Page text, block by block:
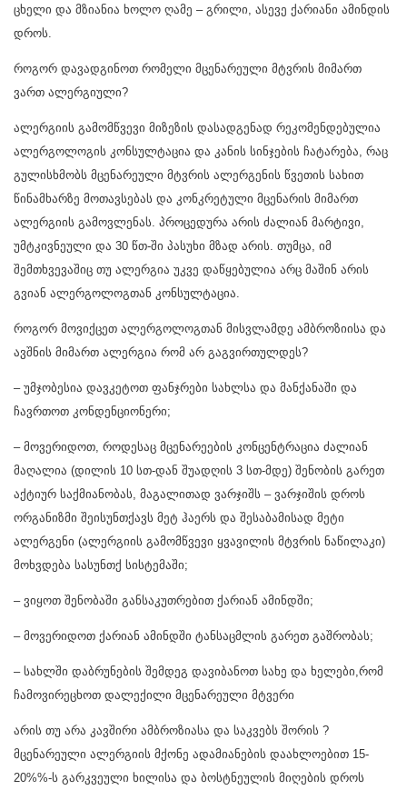
ცხელი და მზიანია ხოლო ღამე – გრილი, ასევე ქარიანი ამინდის
დროს.
როგორ დავადგინოთ რომელი მცენარეული მტვრის მიმართ
ვართ ალერგიული?
ალერგიის გამომწვევი მიზეზის დასადგენად რეკომენდებულია
ალერგოლოგის კონსულტაცია და კანის სინჯების ჩატარება, რაც
გულისხმობს მცენარეული მტვრის ალერგენის წვეთის სახით
წინამხარზე მოთავსებას და კონკრეტული მცენარის მიმართ
ალერგიის გამოვლენას. პროცედურა არის ძალიან მარტივი,
უმტკივნეული და 30 წთ-ში პასუხი მზად არის. თუმცა, იმ
შემთხვევაშიც თუ ალერგია უკვე დაწყებულია არც მაშინ არის
გვიან ალერგოლოგთან კონსულტაცია.
როგორ მოვიქცეთ ალერგოლოგთან მისვლამდე ამბროზიისა და
ავშნის მიმართ ალერგია რომ არ გაგვირთულდეს?
– უმჯობესია დავკეტოთ ფანჯრები სახლსა და მანქანაში და
ჩავრთოთ კონდენციონერი;
– მოვერიდოთ, როდესაც მცენარეების კონცენტრაცია ძალიან
მაღალია (დილის 10 სთ-დან შუადღის 3 სთ-მდე) შენობის გარეთ
აქტიურ საქმიანობას, მაგალითად ვარჯიშს – ვარჯიშის დროს
ორგანიზმი შეისუნთქავს მეტ ჰაერს და შესაბამისად მეტი
ალერგენი (ალერგიის გამომწვევი ყვავილის მტვრის ნაწილაკი)
მოხვდება სასუნთქ სისტემაში;
– ვიყოთ შენობაში განსაკუთრებით ქარიან ამინდში;
– მოვერიდოთ ქარიან ამინდში ტანსაცმლის გარეთ გაშრობას;
– სახლში დაბრუნების შემდეგ დავიბანოთ სახე და ხელები,რომ
ჩამოვირეცხოთ დალექილი მცენარეული მტვერი
არის თუ არა კავშირი ამბროზიასა და საკვებს შორის ?
მცენარეული ალერგიის მქონე ადამიანების დაახლოებით 15-
20%%-ს გარკვეული ხილისა და ბოსტნეულის მიღების დროს